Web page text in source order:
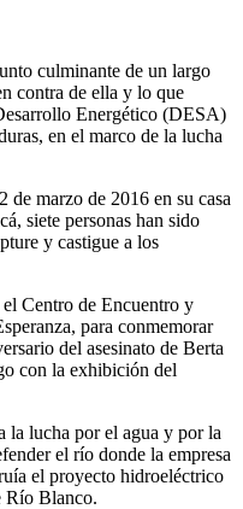
culminante de un largo
contra de ella y lo que
Energético (DESA)
en el marco de la lucha
de marzo de 2016 en su casa
siete personas han sido
y castigue a los
Centro de Encuentro y
para conmemorar
del asesinato de Berta
con la exhibición del
la lucha por el agua y por la
el río donde la empresa
el proyecto hidroeléctrico
Río Blanco.